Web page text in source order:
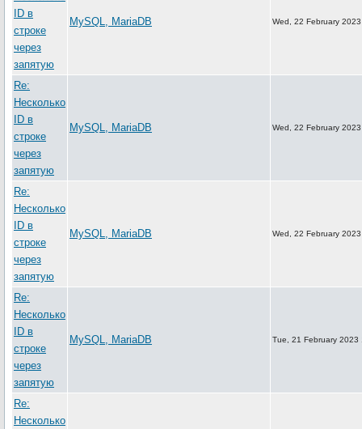
ID в
строке
через
запятую
MySQL, MariaDB Wed, 22 February
Re:
Несколько
ID в
строке
через
запятую
MySQL, MariaDB Wed, 22 February
Re:
Несколько
ID в
строке
через
запятую
MySQL, MariaDB Wed, 22 February
Re:
Несколько
ID в
строке
через
запятую
MySQL, MariaDB Tue, 21 February 2023
Re:
Несколько